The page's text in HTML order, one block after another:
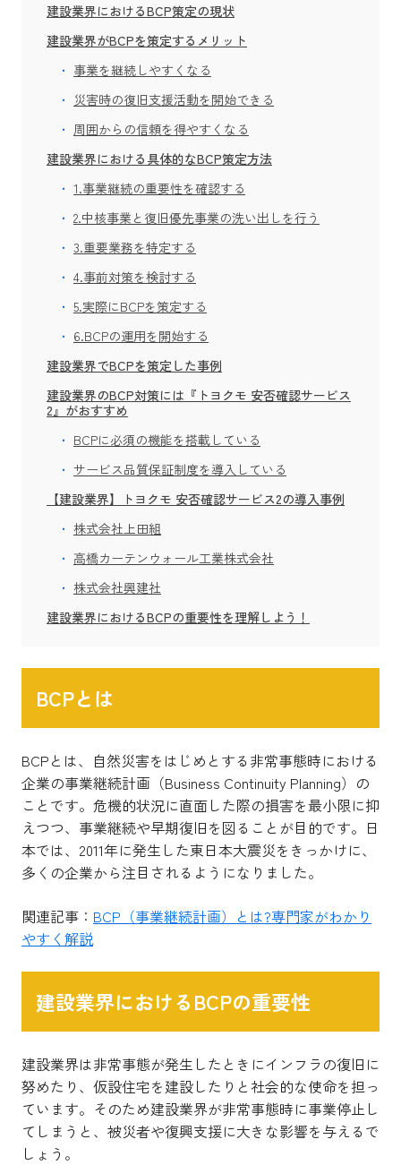
建設業界におけるBCP策定の現状
建設業界がBCPを策定するメリット
事業を継続しやすくなる
災害時の復旧支援活動を開始できる
周囲からの信頼を得やすくなる
建設業界における具体的なBCP策定方法
1.事業継続の重要性を確認する
2.中核事業と復旧優先事業の洗い出しを行う
3.重要業務を特定する
4.事前対策を検討する
5.実際にBCPを策定する
6.BCPの運用を開始する
建設業界でBCPを策定した事例
建設業界のBCP対策には『トヨクモ 安否確認サービス
2』がおすすめ
BCPに必須の機能を搭載している
サービス品質保証制度を導入している
【建設業界】トヨクモ 安否確認サービス2の導入事例
株式会社上田組
高橋カーテンウォール工業株式会社
株式会社興建社
建設業界におけるBCPの重要性を理解しよう！
BCPとは
BCPとは、自然災害をはじめとする非常事態時における
企業の事業継続計画（Business Continuity Planning）の
ことです。危機的状況に直面した際の損害を最小限に抑
えつつ、事業継続や早期復旧を図ることが目的です。日
本では、2011年に発生した東日本大震災をきっかけに、
多くの企業から注目されるようになりました。
関連記事： BCP（事業継続計画）とは?専門家がわかり
やすく解説
建設業界におけるBCPの重要性
建設業界は非常事態が発生したときにインフラの復旧に
努めたり、仮設住宅を建設したりと社会的な使命を担っ
ています。そのため建設業界が非常事態時に事業停止し
てしまうと、被災者や復興支援に大きな影響を与えるで
しょう。